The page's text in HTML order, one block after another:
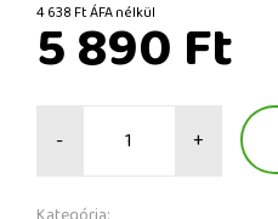
4 638 Ft ÁFA nélkül
5 890 Ft
- +